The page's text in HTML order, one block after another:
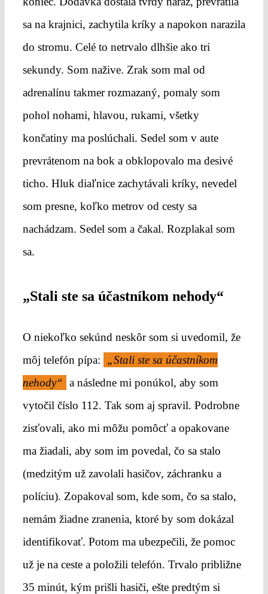
sa na krajnici, zachytila kríky a napokon narazila
do stromu. Celé to netrvalo dlhšie ako tri
sekundy. Som nažive. Zrak som mal od
adrenalínu takmer rozmazaný, pomaly som
pohol nohami, hlavou, rukami, všetky
končatiny ma poslúchali. Sedel som v aute
prevrátenom na bok a obklopovalo ma desivé
ticho. Hluk diaľnice zachytávali kríky, nevedel
som presne, koľko metrov od cesty sa
nachádzam. Sedel som a čakal. Rozplakal som
sa.
„Stali ste sa účastníkom nehody“
O niekoľko sekúnd neskôr som si uvedomil, že
môj telefón pípa:
„Stali ste sa účastníkom
nehody“ a následne mi ponúkol, aby som
vytočil číslo 112. Tak som aj spravil. Podrobne
zisťovali, ako mi môžu pomôcť a opakovane
ma žiadali, aby som im povedal, čo sa stalo
(medzitým už zavolali hasičov, záchranku a
políciu). Zopakoval som, kde som, čo sa stalo,
nemám žiadne zranenia, ktoré by som dokázal
identifikovať. Potom ma ubezpečili, že pomoc
už je na ceste a položili telefón. Trvalo približne
35 minút, kým prišli hasiči, ešte predtým si